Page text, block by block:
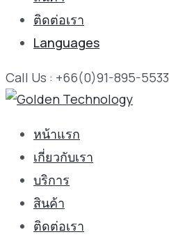
ติดต่อเรา
Languages
Call Us : +66(0)91-895-5533
หน้าแรก
เกี่ยวกับเรา
บริการ
สินค้า
ติดต่อเรา